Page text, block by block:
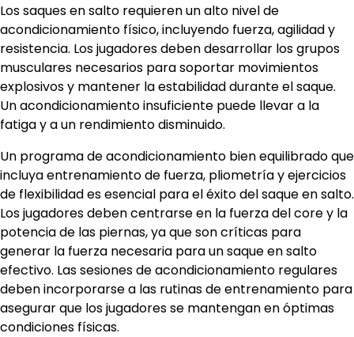
Los saques en salto requieren un alto nivel de
acondicionamiento físico, incluyendo fuerza, agilidad y
resistencia. Los jugadores deben desarrollar los grupos
musculares necesarios para soportar movimientos
explosivos y mantener la estabilidad durante el saque.
Un acondicionamiento insuficiente puede llevar a la
fatiga y a un rendimiento disminuido.
Un programa de acondicionamiento bien equilibrado que
incluya entrenamiento de fuerza, pliometría y ejercicios
de flexibilidad es esencial para el éxito del saque en salto.
Los jugadores deben centrarse en la fuerza del core y la
potencia de las piernas, ya que son críticas para
generar la fuerza necesaria para un saque en salto
efectivo. Las sesiones de acondicionamiento regulares
deben incorporarse a las rutinas de entrenamiento para
asegurar que los jugadores se mantengan en óptimas
condiciones físicas.